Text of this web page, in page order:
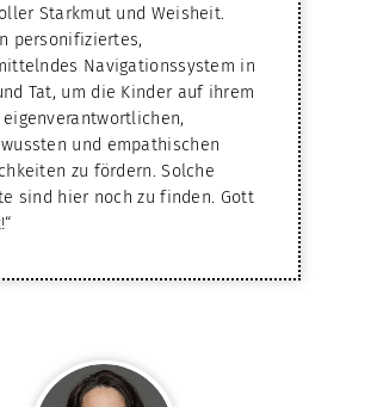
Starkmut und Weisheit.
personifiziertes,
Navigationssystem in
Tat, um die Kinder auf ihrem
eigenverantwortlichen,
und empathischen
zu fördern. Solche
sind hier noch zu finden. Gott